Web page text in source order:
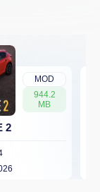
MOD
944.2
MB
2